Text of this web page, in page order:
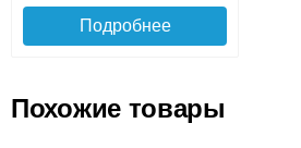
Подробнее
Похожие товары